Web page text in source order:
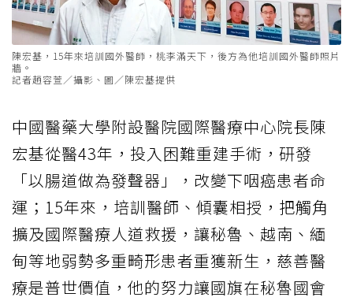
陳宏基，15年來培訓國外醫師，桃李滿天下，後方為他培訓國外醫師照片
牆。
記者趙容萱／攝影、圖／陳宏基提供
中國醫藥大學附設醫院國際醫療中心院長陳
宏基從醫43年，投入困難重建手術，研發
「以腸道做為發聲器」，改變下咽癌患者命
運；15年來，培訓醫師、傾囊相授，把觸角
擴及國際醫療人道救援，讓秘魯、越南、緬
甸等地弱勢多重畸形患者重獲新生，慈善醫
療是普世價值，他的努力讓國旗在秘魯國會